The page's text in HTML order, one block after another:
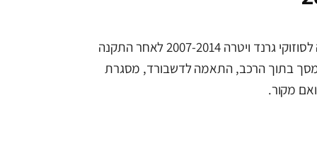
תמונה של מערכת מולטימדיה לסוזוקי גרנד ויטרה 2007-2014 לאחר התקנה
בתוך הרכב, התאמה לדשבורד, מסגרת
מקור.